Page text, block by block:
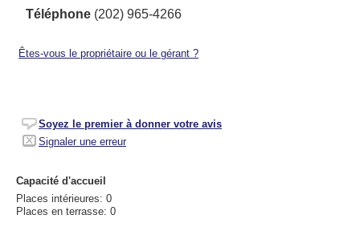
Téléphone (202) 965-4266
Êtes-vous le propriétaire ou le gérant ?
Soyez le premier à donner votre avis
Signaler une erreur
Capacité d'accueil
Places intérieures: 0
Places en terrasse: 0